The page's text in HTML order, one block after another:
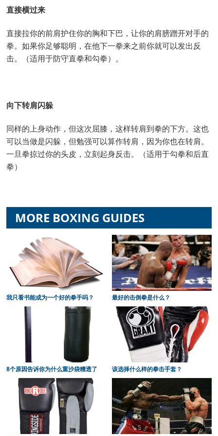
直接横过来
直接拉你的前肩护住你的胸和下巴，让你的肩膀蹭开对手的
拳。如果你足够聪明，在他下一拳来之前你就可以发出反
击。（适用于防守直拳和勾拳）。
向下转肩闪躲
同样的上身动作，但这次屈膝，这样转肩到拳的下方。这也
可以当做是闪躲，但勉强可以算作转肩，因为你也在转肩。
一旦拳掠过你的头皮，立刻起身反击。（适用于勾拳和后直
拳）
MORE BOXING GUIDES
我只看书能成为一个好的拳手吗？ 最好的击倒拳是什么？
8个原因告诉你为什么重沙袋糟透了 该选择什么样的拳击手套？